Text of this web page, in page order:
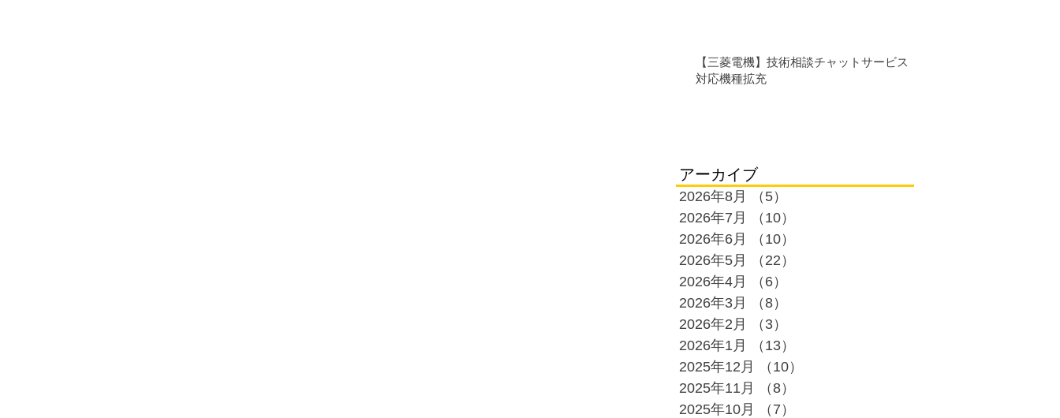
【三菱電機】技術相談チャットサービス
対応機種拡充
アーカイブ
2026年8月 （5）
2026年7月
（10）
2026年6月
（10）
2026年5月
（22）
2026年4月
（6）
2026年3月
（8）
2026年2月
（3）
2026年1月
（13）
2025年12月
（10）
2025年11月
（8）
2025年10月
（7）